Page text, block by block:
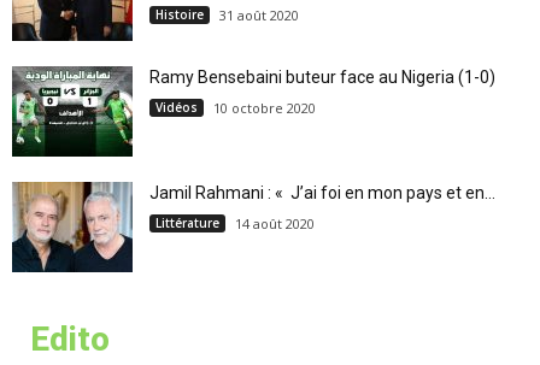
Histoire 31 août 2020
Ramy Bensebaini buteur face au Nigeria (1-0)
Vidéos 10 octobre 2020
Jamil Rahmani : « J’ai foi en mon pays et en...
Littérature 14 août 2020
Edito